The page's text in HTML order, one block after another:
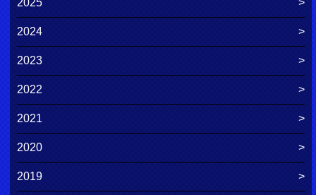
2025
2024
2023
2022
2021
2020
2019